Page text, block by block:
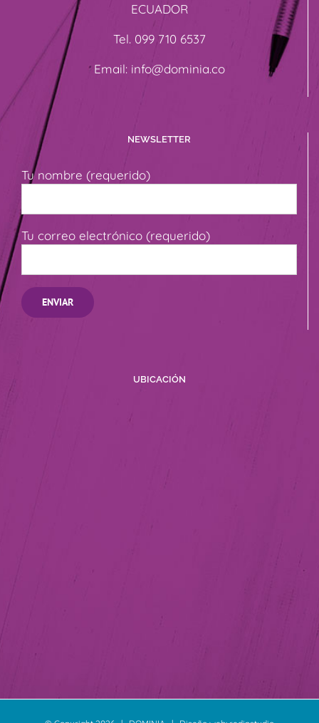
ECUADOR
Tel. 099 710 6537
Email: info@dominia.co
NEWSLETTER
Tu nombre (requerido)
Tu correo electrónico (requerido)
UBICACIÓN